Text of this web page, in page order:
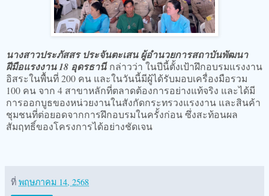
นางสาวประภัสสร ประจันตะเสน ผู้อำนวยการสถาบันพัฒนา
ฝีมือแรงงาน 18 อุดรธานีกล่าวว่า ในปีนี้ตั้งเป้าฝึกอบรมแรงงาน
อิสระในพื้นที่ 200 คน และในวันนี้มีผู้ได้รับมอบเครื่องมือรวม
100 คน จาก 4 สาขาหลักที่ตลาดต้องการอย่างแท้จริง และได้มี
การออกบูธของหน่วยงานในสังกัดกระทรวงแรงงาน และสินค้า
ชุมชนที่ต่อยอดจากการฝึกอบรมในครั้งก่อน ซึ่งสะท้อนผล
สัมฤทธิ์ของโครงการได้อย่างชัดเจน
ที่ พฤษภาคม 14, 2568